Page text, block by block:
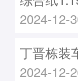
2024-12-
丁晋栋装
2024-12-